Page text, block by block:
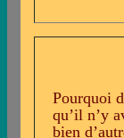
Pourquoi
qu’il n’y
bien